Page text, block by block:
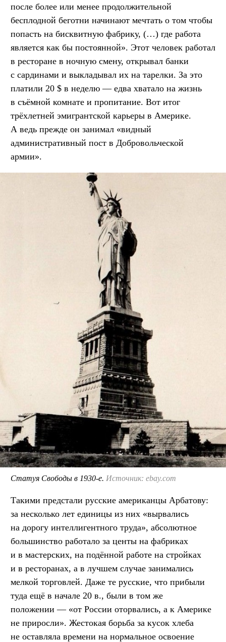
после более или менее продолжительной
бесплодной беготни начинают мечтать о том чтобы
попасть на бисквитную фабрику, (…) где работа
является как бы постоянной». Этот человек работал
в ресторане в ночную смену, открывал банки
с сардинами и выкладывал их на тарелки. За это
платили 20 $ в неделю — едва хватало на жизнь
в съёмной комнате и пропитание. Вот итог
трёхлетней эмигрантской карьеры в Америке.
А ведь прежде он занимал «видный
административный пост в Добровольческой
армии».
Статуя Свободы в 1930-е. Источник: ebay.com
Такими предстали русские американцы Арбатову:
за несколько лет единицы из них «вырвались
на дорогу интеллигентного труда», абсолютное
большинство работало за центы на фабриках
и в мастерских, на подённой работе на стройках
и в ресторанах, а в лучшем случае занимались
мелкой торговлей. Даже те русские, что прибыли
туда ещё в начале 20 в., были в том же
положении — «от России оторвались, а к Америке
не приросли». Жестокая борьба за кусок хлеба
не оставляла времени на нормальное освоение